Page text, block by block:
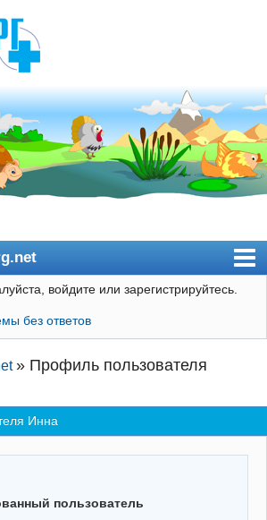
войдите или зарегистрируйтесь.
без ответов
» Профиль пользователя
Инна
пользователь